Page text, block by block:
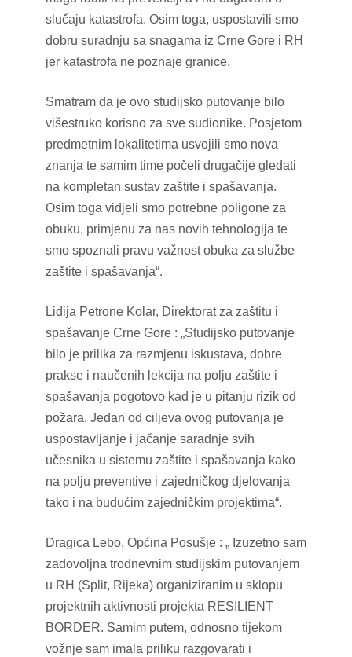
slučaju katastrofa. Osim toga, uspostavili smo
dobru suradnju sa snagama iz Crne Gore i RH
jer katastrofa ne poznaje granice.
Smatram da je ovo studijsko putovanje bilo
višestruko korisno za sve sudionike. Posjetom
predmetnim lokalitetima usvojili smo nova
znanja te samim time počeli drugačije gledati
na kompletan sustav zaštite i spašavanja.
Osim toga vidjeli smo potrebne poligone za
obuku, primjenu za nas novih tehnologija te
smo spoznali pravu važnost obuka za službe
zaštite i spašavanja“.
Lidija Petrone Kolar, Direktorat za zaštitu i
spašavanje Crne Gore : „Studijsko putovanje
bilo je prilika za razmjenu iskustava, dobre
prakse i naučenih lekcija na polju zaštite i
spašavanja pogotovo kad je u pitanju rizik od
požara. Jedan od ciljeva ovog putovanja je
uspostavljanje i jačanje saradnje svih
učesnika u sistemu zaštite i spašavanja kako
na polju preventive i zajedničkog djelovanja
tako i na budućim zajedničkim projektima“.
Dragica Lebo, Općina Posušje : „ Izuzetno sam
zadovoljna trodnevnim studijskim putovanjem
u RH (Split, Rijeka) organiziranim u sklopu
projektnih aktivnosti projekta RESILIENT
BORDER. Samim putem, odnosno tijekom
vožnje sam imala priliku razgovarati i